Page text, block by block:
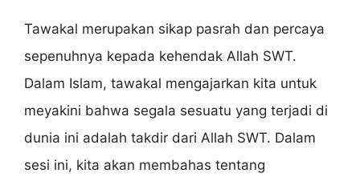
Tawakal merupakan sikap pasrah dan percaya
sepenuhnya kepada kehendak Allah SWT.
Dalam Islam, tawakal mengajarkan kita untuk
meyakini bahwa segala sesuatu yang terjadi di
dunia ini adalah takdir dari Allah SWT. Dalam
sesi ini, kita akan membahas tentang